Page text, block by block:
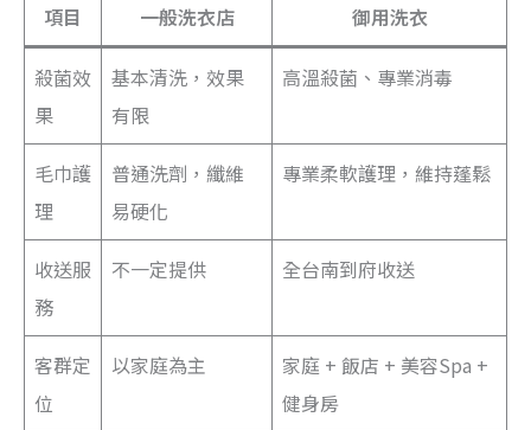
項目 一般洗衣店 御用洗衣
殺菌效
果
基本清洗，效果
有限
高溫殺菌、專業消毒
毛巾護
理
普通洗劑，纖維
易硬化
專業柔軟護理，維持蓬鬆
收送服
務
不一定提供 全台南到府收送
客群定
位
以家庭為主
家庭 + 飯店 + 美容Spa +
健身房